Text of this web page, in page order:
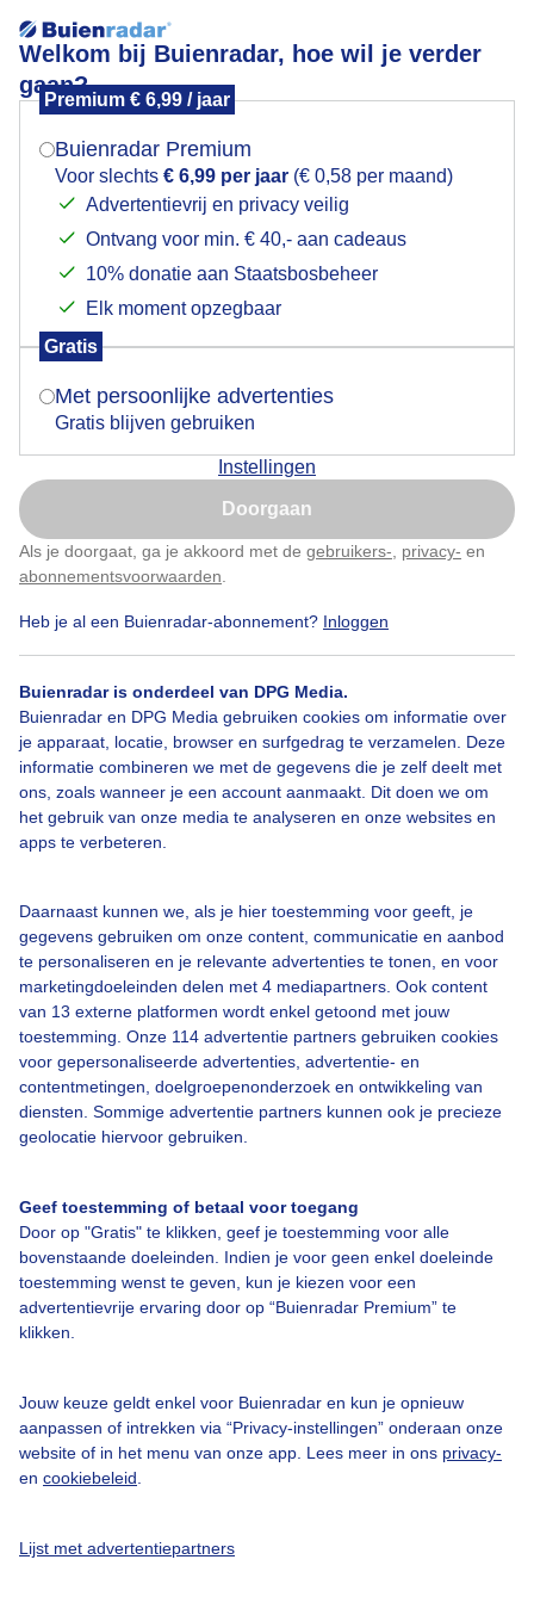
Welkom bij Buienradar, hoe wil je verder
gaan?
Premium € 6,99 / jaar
Buienradar Premium
Voor slechts € 6,99 per jaar (€ 0,58 per maand)
Advertentievrij en privacy veilig
Ontvang voor min. € 40,- aan cadeaus
10% donatie aan Staatsbosbeheer
Elk moment opzegbaar
Gratis
Met persoonlijke advertenties
Gratis blijven gebruiken
Instellingen
Doorgaan
Als je doorgaat, ga je akkoord met de gebruikers- privacy- en
abonnementsvoorwaarden
Heb je al een Buienradar-abonnement? Inloggen
Buienradar is onderdeel van DPG Media.
Buienradar en DPG Media gebruiken cookies om informatie over
je apparaat, locatie, browser en surfgedrag te verzamelen. Deze
informatie combineren we met de gegevens die je zelf deelt met
ons, zoals wanneer je een account aanmaakt. Dit doen we om
het gebruik van onze media te analyseren en onze websites en
apps te verbeteren.
Daarnaast kunnen we, als je hier toestemming voor geeft, je
gegevens gebruiken om onze content, communicatie en aanbod
te personaliseren en je relevante advertenties te tonen, en voor
marketingdoeleinden delen met 4 mediapartners. Ook content
van 13 externe platformen wordt enkel getoond met jouw
toestemming. Onze 114 advertentie partners gebruiken cookies
voor gepersonaliseerde advertenties, advertentie- en
contentmetingen, doelgroepenonderzoek en ontwikkeling van
diensten. Sommige advertentie partners kunnen ook je precieze
geolocatie hiervoor gebruiken.
Geef toestemming of betaal voor toegang
Door op "Gratis" te klikken, geef je toestemming voor alle
bovenstaande doeleinden. Indien je voor geen enkel doeleinde
toestemming wenst te geven, kun je kiezen voor een
advertentievrije ervaring door op “Buienradar Premium” te
klikken.
Jouw keuze geldt enkel voor Buienradar en kun je opnieuw
aanpassen of intrekken via “Privacy-instellingen” onderaan onze
website of in het menu van onze app. Lees meer in ons privacy-
en cookiebeleid
Lijst met advertentiepartners
zonsopkomst
Door: ben Saanen Gemaakt: 11-06-2026, 21x bekeken
Bekijk slideshow
Een moment geduld aub...
Over Buienradar
Bedrijfsgegevens
Veelgestelde vragen
Gebruikersvoorwaarden
Buienradar Team
Cookie beleid
Privacy instellingen
Gratis weerdata
Mogen we je locatie gebruiken voor het
Indien je hier nog geen akkoord op hebt gegeven,
verschijnt er zo een pop-up uit je browser waarin
Is goed, toon de popup
Nu niet, misschien later
Klik hierom dit aan te passen